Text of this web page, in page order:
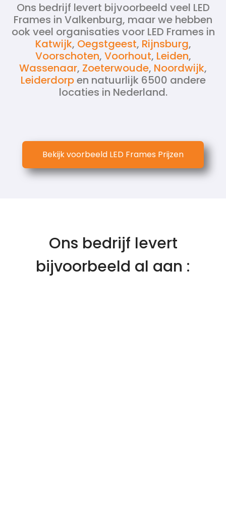
Ons bedrijf levert bijvoorbeeld veel LED
Frames in Valkenburg, maar we hebben
ook veel organisaties voor LED Frames in
Katwijk, Oegstgeest, Rijnsburg,
Voorschoten, Voorhout, Leiden,
Wassenaar, Zoeterwoude, Noordwijk,
Leiderdorpen natuurlijk 6500 andere
locaties in Nederland.
Bekijk voorbeeld LED Frames Prijzen
Ons bedrijf levert
bijvoorbeeld al aan :